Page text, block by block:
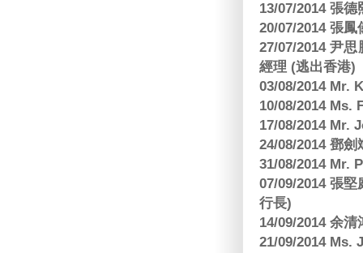
13/07/2014 張
20/07/2014 張
27/07/2014 尹
經理 (逃出香港)
03/08/2014 Mr.
10/08/2014 Ms.
17/08/2014 Mr.
24/08/2014 鄧
31/08/2014 Mr.
07/09/2014 張
行長)
14/09/2014 余
21/09/2014 Ms.